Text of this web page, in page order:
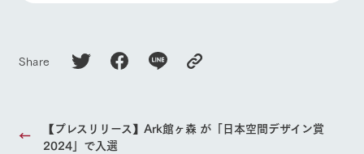
Share
【プレスリリース】Ark館ヶ森 が「日本空間デザイン賞
2024」で入選